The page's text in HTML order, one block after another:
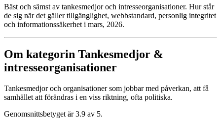
Bäst och sämst av tankesmedjor och intresse­organisationer. Hur står
de sig när det gäller tillgänglighet, webbstandard, personlig integritet
och informationssäkerhet i mars, 2026.
Om kategorin Tankesmedjor &
intresseorganisationer
Tankesmedjor och organisationer som jobbar med påverkan, att få
samhället att förändras i en viss riktning, ofta politiska.
Genomsnittsbetyget är 3.9 av 5.